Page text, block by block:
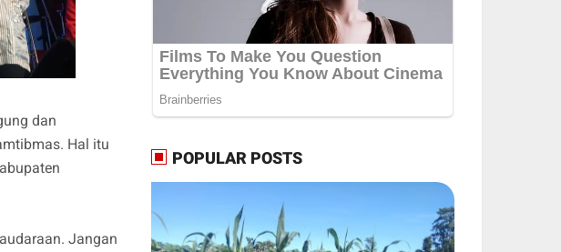
dan
Hal itu
Jangan
POPULAR POSTS